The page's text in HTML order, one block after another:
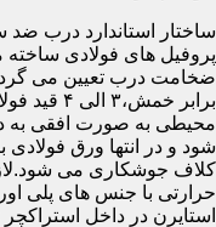
ساختار استاندارد درب
پروفیل های فولادی
ضخامت درب تعیین می
برابر
محیطی به صورت افقی
کلاف جوشکاری می
حرارتی با جنس های پلی
استایرن در داخل